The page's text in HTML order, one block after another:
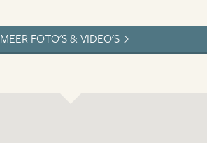
MEER FOTO'S & VIDEO'S